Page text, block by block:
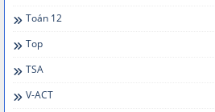
Toán 12
Top
TSA
V-ACT